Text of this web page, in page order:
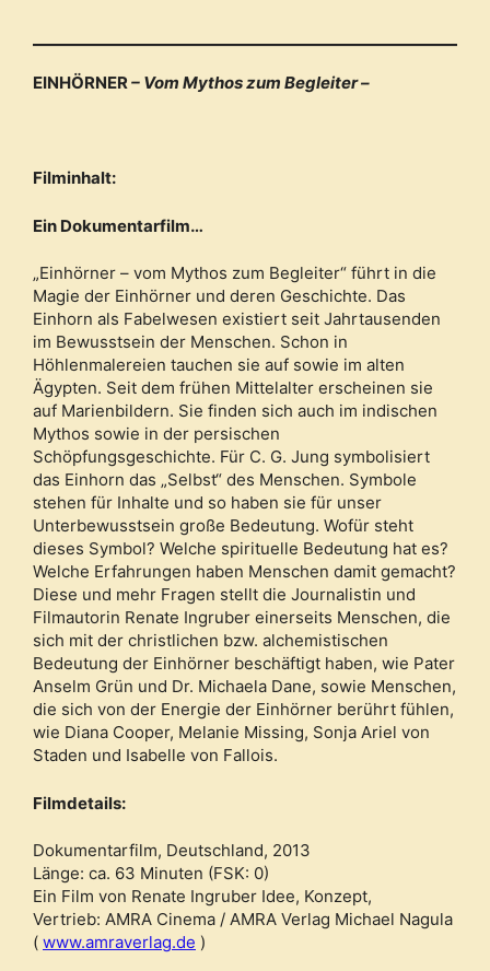
EINHÖRNER– Vom Mythos zum Begleiter –
Filminhalt:
Ein Dokumentarfilm…
„Einhörner – vom Mythos zum Begleiter“ führt in die
Magie der Einhörner und deren Geschichte. Das
Einhorn als Fabelwesen existiert seit Jahrtausenden
im Bewusstsein der Menschen. Schon in
Höhlenmalereien tauchen sie auf sowie im alten
Ägypten. Seit dem frühen Mittelalter erscheinen sie
auf Marienbildern. Sie finden sich auch im indischen
Mythos sowie in der persischen
Schöpfungsgeschichte. Für C. G. Jung symbolisiert
das Einhorn das „Selbst“ des Menschen. Symbole
stehen für Inhalte und so haben sie für unser
Unterbewusstsein große Bedeutung. Wofür steht
dieses Symbol? Welche spirituelle Bedeutung hat es?
Welche Erfahrungen haben Menschen damit gemacht?
Diese und mehr Fragen stellt die Journalistin und
Filmautorin Renate Ingruber einerseits Menschen, die
sich mit der christlichen bzw. alchemistischen
Bedeutung der Einhörner beschäftigt haben, wie Pater
Anselm Grün und Dr. Michaela Dane, sowie Menschen,
die sich von der Energie der Einhörner berührt fühlen,
wie Diana Cooper, Melanie Missing, Sonja Ariel von
Staden und Isabelle von Fallois.
Filmdetails:
Dokumentarfilm, Deutschland, 2013
Länge: ca. 63 Minuten (FSK: 0)
Ein Film von Renate Ingruber Idee, Konzept,
Vertrieb: AMRA Cinema / AMRA Verlag Michael Nagula
( www.amraverlag.de )